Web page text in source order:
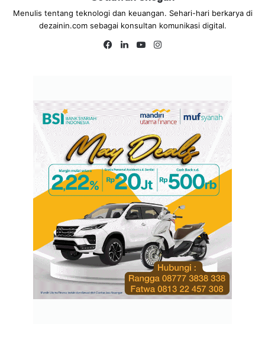
Menulis tentang teknologi dan keuangan. Sehari-hari berkarya di
dezainin.com sebagai konsultan komunikasi digital.
Fa
Lin
Yo